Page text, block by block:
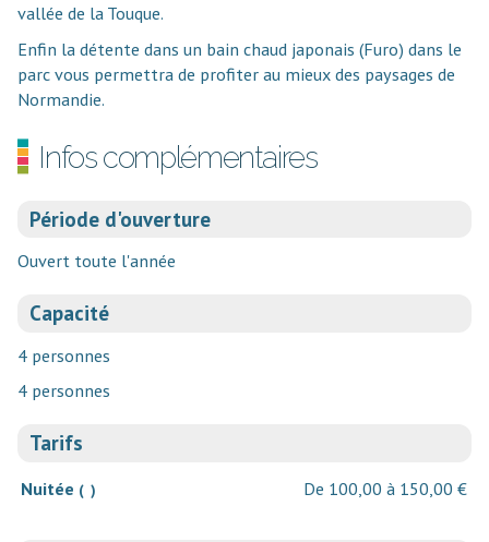
vallée de la Touque.
Enfin la détente dans un bain chaud japonais (Furo) dans le
parc vous permettra de profiter au mieux des paysages de
Normandie.
Infos complémentaires
Période d'ouverture
Ouvert toute l'année
Capacité
4 personnes
4 personnes
Tarifs
Nuitée ( ) De 100,00 à 150,00 €